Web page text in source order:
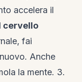
accelera il
cervello
fai
Anche
la mente. 3.